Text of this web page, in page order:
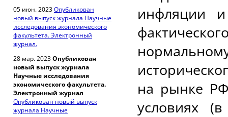
05 июн. 2023Опубликован
новый выпуск журнала Научные
исследования экономического
факультета. Электронный
журнал.
28 мар. 2023Опубликован
новый выпуск журнала
Научные исследования
экономического факультета.
Электронный журнал
Опубликован новый выпуск
журнала Научные
инфляции
на рынке
условиях